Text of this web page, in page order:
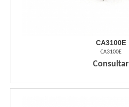
CA3100E
CA3100E
Consultar